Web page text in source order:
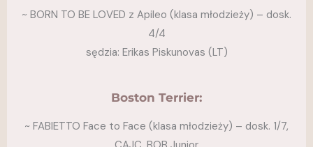
~ BORN TO BE LOVED z Apileo (klasa młodzieży) – dosk.
4/4
sędzia: Erikas Piskunovas (LT)
Boston Terrier:
~ FABIETTO Face to Face (klasa młodzieży) – dosk. 1/7,